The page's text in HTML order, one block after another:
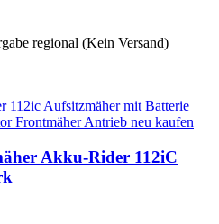
regional (Kein Versand)
Akku-Rider 112iC